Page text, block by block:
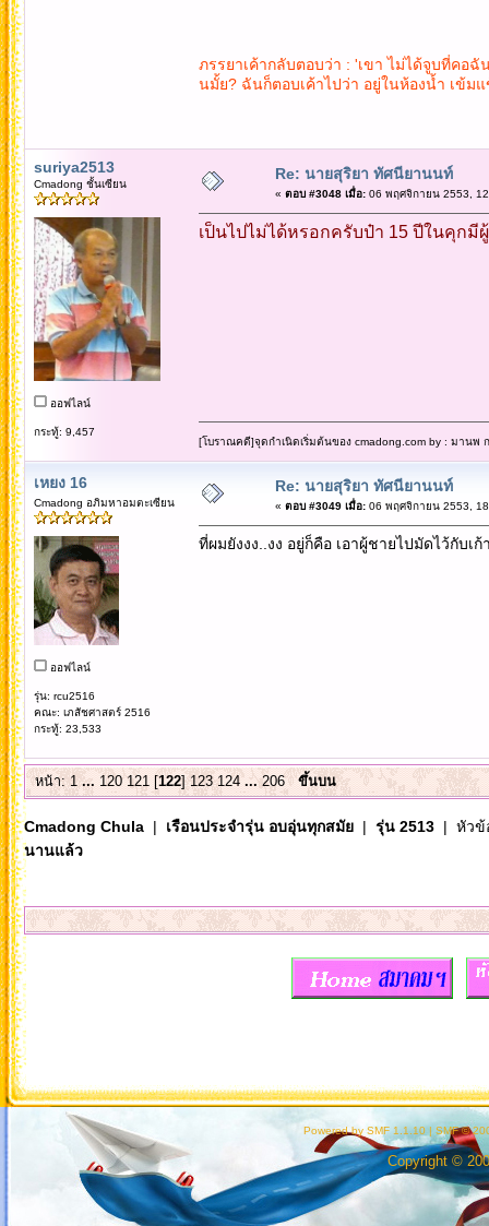
ภรรยาเค้ากลับตอบว่า : 'เขา ไม่ได้จูบที่คอ
นมั้ย? ฉันก็ตอบเค้าไปว่า อยู่ในห้องน้ำ เข้
suriya2513
Cmadong ชั้นเซียน
ออฟไลน์
กระทู้: 9,457
Re: นายสุริยา ทัศนียานนท์
« ตอบ #3048 เมื่อ:06 พฤศจิกายน 2553,
เป็นไปไม่ได้หรอกครับป๋า 15 ปีในคุกมี
[โบราณคดี]จุดกำเนิดเริ่มต้นของ cmadong.com by : มานพ
เหยง 16
Cmadong อภิมหาอมตะเซียน
ออฟไลน์
รุ่น: rcu2516
คณะ: เภสัชศาสตร์ 2516
กระทู้: 23,533
Re: นายสุริยา ทัศนียานนท์
« ตอบ #3049 เมื่อ:06 พฤศจิกายน 2553,
ที่ผมยังงง..งง อยู่ก็คือ เอาผู้ชายไปมัดไว้กับ
หน้า:1 ... 120 121 [122]123 124 ...206 ขึ้นบน
Cmadong Chula| เรือนประจำรุ่น อบอุ่นทุกสมัย| รุ่น 2513| หัวข้
นานแล้ว
Powered by SMF 1.1.10 | SMF ©
Copyright ©